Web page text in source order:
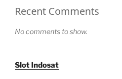
Recent Comments
No comments to show.
Slot Indosat